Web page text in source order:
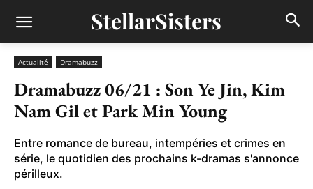
StellarSisters
Actualité Dramabuzz
Dramabuzz 06/21 : Son Ye Jin, Kim
Nam Gil et Park Min Young
Entre romance de bureau, intempéries et crimes en
série, le quotidien des prochains k-dramas s'annonce
périlleux.